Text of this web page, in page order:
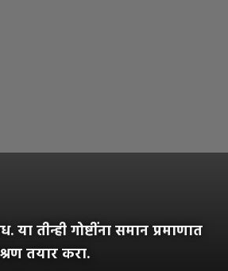
तीन्ही गोष्टींना समान प्रमाणात
तयार करा.